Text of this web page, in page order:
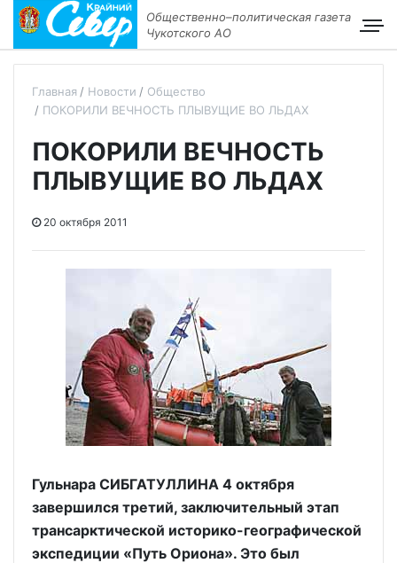
Общественно–политическая газета
Чукотского АО
Главная Новости
Общество
ПОКОРИЛИ ВЕЧНОСТЬ ПЛЫВУЩИЕ ВО ЛЬДАХ
ПОКОРИЛИ ВЕЧНОСТЬ
ПЛЫВУЩИЕ ВО ЛЬДАХ
20 октября 2011
Гульнара СИБГАТУЛЛИНА 4 октября
завершился третий, заключительный этап
трансарктической историко-географической
экспедиции «Путь Ориона». Это был